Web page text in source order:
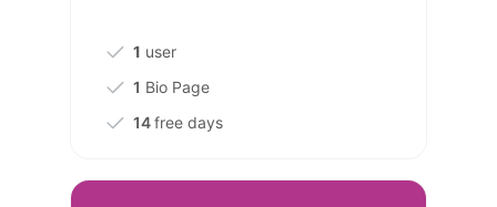
1 user
1 Bio Page
14free days